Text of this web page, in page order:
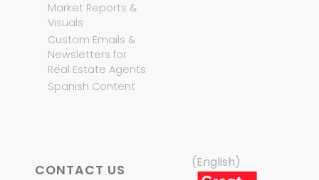
Market Reports &
Visuals
Custom Emails &
Newsletters for
Real Estate Agents
Spanish Content
CONTACT US (English)